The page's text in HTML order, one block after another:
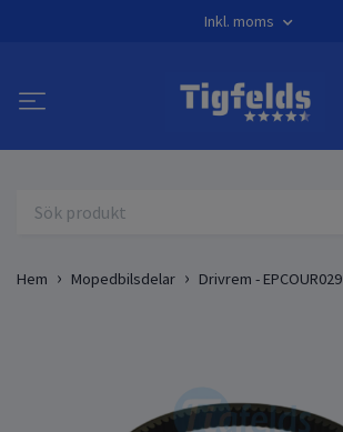
Inkl. moms
Hem Mopedbilsdelar Drivrem - EPCOUR029